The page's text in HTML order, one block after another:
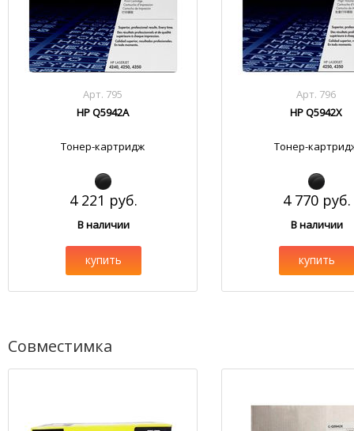
Арт. 795
HP Q5942A
Тонер-картридж
4 221 руб.
В наличии
купить
Арт. 796
HP Q5942X
Тонер-
4 770 руб.
В наличии
купить
Совместимка